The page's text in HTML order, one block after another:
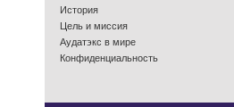
История
Цель и миссия
Аудатэкс в мире
Конфиденциальность